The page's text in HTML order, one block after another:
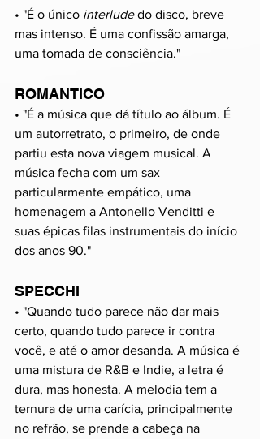
• "É o único interlude do disco, breve
mas intenso. É uma confissão amarga,
uma tomada de consciência."
ROMANTICO
• "É a música que dá título ao álbum. É
um autorretrato, o primeiro, de onde
partiu esta nova viagem musical. A
música fecha com um sax
particularmente empático, uma
homenagem a Antonello Venditti e
suas épicas filas instrumentais do início
dos anos 90."
SPECCHI
• "Quando tudo parece não dar mais
certo, quando tudo parece ir contra
você, e até o amor desanda. A música é
uma mistura de R&B e Indie, a letra é
dura, mas honesta. A melodia tem a
ternura de uma carícia, principalmente
no refrão, se prende a cabeça na